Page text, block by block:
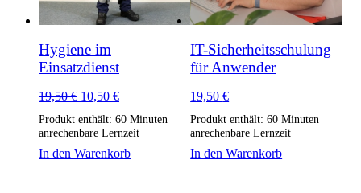
Hygiene im
Einsatzdienst
19,50€ Ursprünglicher
war:
19,50 €
10,50 €Aktueller
ist:
10,50 €.
Produkt enthält: 60 Minuten
anrechenbare Lernzeit
In den Warenkorb
IT-Sicherheitsschulung
für Anwender
19,50€
Produkt enthält: 60Minuten
anrechenbare Lernzeit
In den Warenkorb